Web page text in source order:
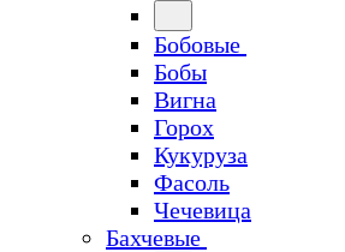
Бобовые
Бобы
Вигна
Горох
Кукуруза
Фасоль
Чечевица
Бахчевые